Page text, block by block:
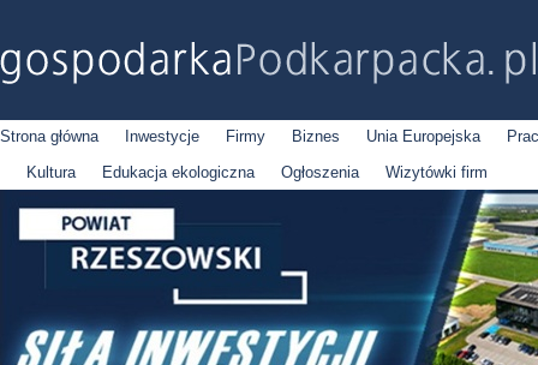
Strona główna Inwestycje Firmy Biznes Unia Europejska
Kultura
Edukacja ekologiczna Ogłoszenia Wizytówki firm